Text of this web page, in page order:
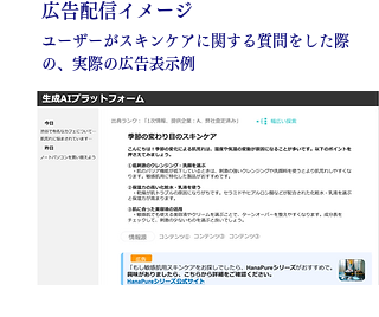
広告配信イメージ
ユーザーがスキンケアに関する質問をした際
の、実際の広告表示例